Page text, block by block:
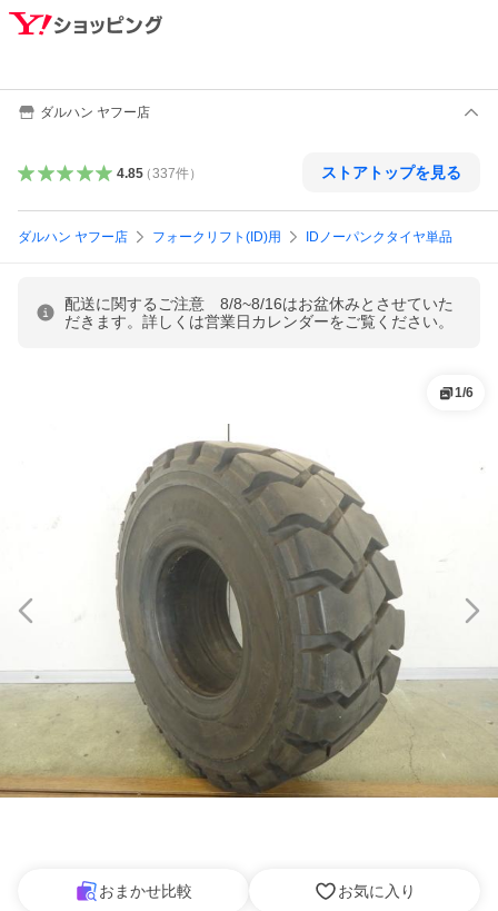
ダルハン ヤフー店
4.85（337件） ストアトップを見る
ダルハン ヤフー店 フォークリフト(ID)用 IDノーパンクタイヤ単品
配送に関するご注意 8/8~8/16はお盆休みとさせていた
だきます。詳しくは営業日カレンダーをご覧ください。
1/6
おまかせ比較 お気に入り